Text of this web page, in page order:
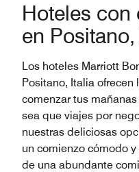
Hoteles con
en
Los hoteles Marriott
Positano, Italia
comenzar tus
sea que viajes por
nuestras deliciosas
un comienzo cómodo
de una abundante